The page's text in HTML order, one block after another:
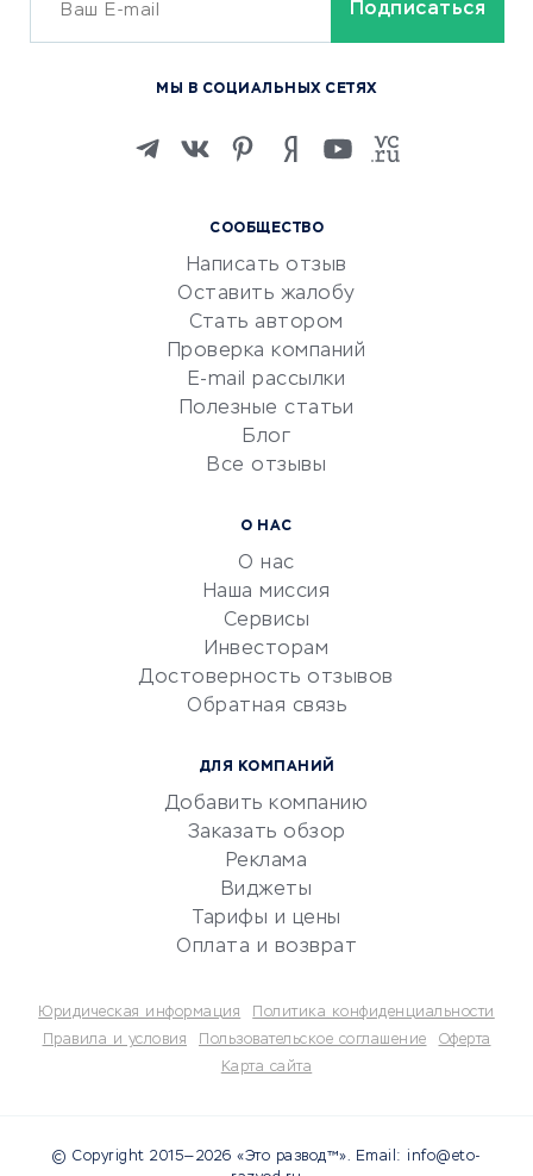
ОБУЧЕНИЕ И РАБОТА
Изучение иностранных
Маркетинг и продажи
Репетиторство
Красота и здоровье
Сервисы по поиску работы
Сетевой маркетинг
УСЛУГИ ДЛЯ БИЗНЕСА
документооборот
Юридические компании
Бухгалтерия онлайн
Потребительские кредиты
СООБЩЕСТВО
Написать отзыв
Оставить жалобу
Стать автором
Проверка компаний
E-mail рассылки
Полезные статьи
Блог
Все отзывы
О НАС
О нас
Наша миссия
Сервисы
Инвесторам
Достоверность отзывов
Обратная связь
ДЛЯ КОМПАНИЙ
Добавить компанию
Заказать обзор
Реклама
Виджеты
Тарифы и цены
Оплата и возврат
МЫ В СОЦИАЛЬНЫХ СЕТЯХ
Юридическая информация
Политика конфиденциальности
Правила и условия
Пользовательское соглашение
Оферта
Карта сайта
© Copyright 2015—2026 «Это развод™». Email: info@eto-